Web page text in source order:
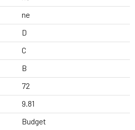
ne
D
C
B
72
9.81
Budget